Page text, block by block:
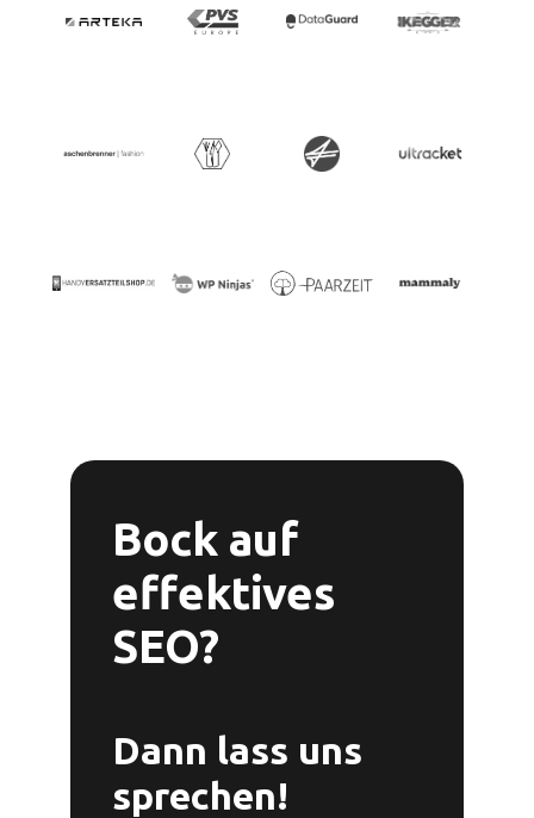
Bock auf
effektives
SEO?
Dann lass uns
sprechen!